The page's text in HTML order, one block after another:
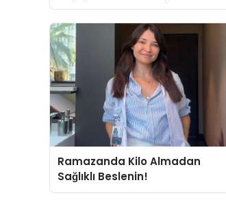
Kömür
Ramazanda Kilo Almadan
Sağlıklı Beslenin!